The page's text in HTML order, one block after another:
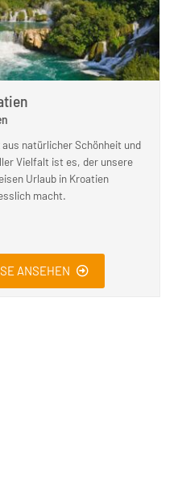
aus natürlicher Schönheit und
Vielfalt ist es, der unsere
Urlaub in Kroatien
macht.
ANSEHEN